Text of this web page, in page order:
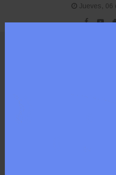
Jueves, 06